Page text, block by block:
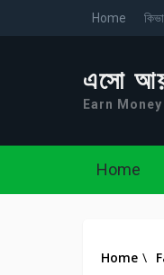
Home
এসো
Earn
Home
Home \